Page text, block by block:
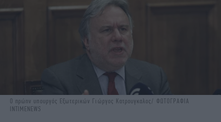
ΠΟΛΗ
STORIES
TRAVEL
ΥΓΕΙΑ
iOPINIONS
iGASTRONOMIE
iBOOKS
Ο πρώην υπουργός Εξωτερικών Γιώργος Κατρουγκαλος/ ΦΩΤΟΓΡΑΦΙΑ
INTIMENEWS